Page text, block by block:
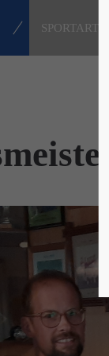
Lorem
We
Mon -
SPORTARTEN